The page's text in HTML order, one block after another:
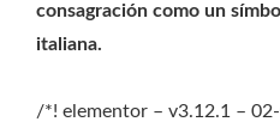
consagración como un
italiana.
/*! elementor – v3.12.1 –